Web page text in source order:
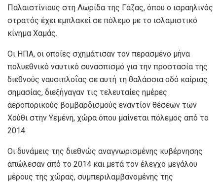
Παλαιστίνιους στη Λωρίδα της Γάζας, όπου ο ισραηλινός
στρατός έχει εμπλακεί σε πόλεμο με το ισλαμιστικό
κίνημα Χαμάς.
Οι ΗΠΑ, οι οποίες σχημάτισαν τον περασμένο μήνα
πολυεθνικό ναυτικό συνασπισμό για την προστασία της
διεθνούς ναυσιπλοΐας σε αυτή τη θαλάσσια οδό καίριας
σημασίας, διεξήγαγαν τις τελευταίες ημέρες
αεροπορικούς βομβαρδισμούς εναντίον θέσεων των
Χούθι στην Υεμένη, χώρα όπου μαίνεται πόλεμος από το
2014.
Οι δυνάμεις της διεθνώς αναγνωρισμένης κυβέρνησης
απώλεσαν από το 2014 και μετά τον έλεγχο μεγάλου
μέρους της χώρας, συμπεριλαμβανομένης της